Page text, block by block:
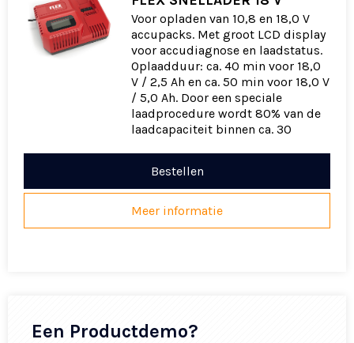
Voor opladen van 10,8 en 18,0 V
accupacks. Met groot LCD display
voor accudiagnose en laadstatus.
Oplaadduur: ca. 40 min voor 18,0
V / 2,5 Ah en ca. 50 min voor 18,0 V
/ 5,0 Ah. Door een speciale
laadprocedure wordt 80% van de
laadcapaciteit binnen ca. 30
Bestellen
Meer informatie
Een Productdemo?